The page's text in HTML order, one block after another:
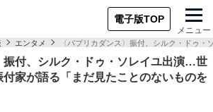
電子版TOP
メニュー
エンタメ 〈パプリカダンス〉振付、シルク・ドゥ
振付、シルク・ドゥ・ソレイユ出演…世
家が語る「まだ見たことのないものを